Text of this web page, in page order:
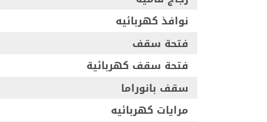
نوافذ كهربائيه
فتحة سقف
فتحة سقف كهربائية
سقف بانوراما
مرايات كهربائيه